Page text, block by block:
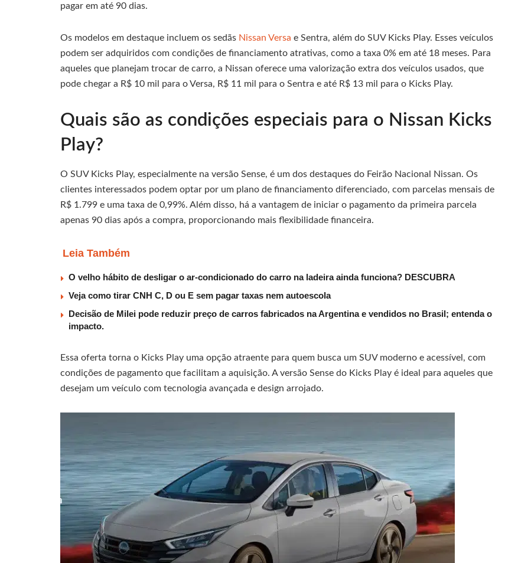
pagar em até 90 dias.
Os modelos em destaque incluem os sedãs Nissan Versa e Sentra, além do SUV Kicks Play. Esses veículos
podem ser adquiridos com condições de financiamento atrativas, como a taxa 0% em até 18 meses. Para
aqueles que planejam trocar de carro, a Nissan oferece uma valorização extra dos veículos usados, que
pode chegar a R$ 10 mil para o Versa, R$ 11 mil para o Sentra e até R$ 13 mil para o Kicks Play.
Quais são as condições especiais para o Nissan Kicks
Play?
O SUV Kicks Play, especialmente na versão Sense, é um dos destaques do Feirão Nacional Nissan. Os
clientes interessados podem optar por um plano de financiamento diferenciado, com parcelas mensais de
R$ 1.799 e uma taxa de 0,99%. Além disso, há a vantagem de iniciar o pagamento da primeira parcela
apenas 90 dias após a compra, proporcionando mais flexibilidade financeira.
Leia Também
O velho hábito de desligar o ar-condicionado do carro na ladeira ainda funciona? DESCUBRA
Veja como tirar CNH C, D ou E sem pagar taxas nem autoescola
Decisão de Milei pode reduzir preço de carros fabricados na Argentina e vendidos no Brasil; entenda o
impacto.
Essa oferta torna o Kicks Play uma opção atraente para quem busca um SUV moderno e acessível, com
condições de pagamento que facilitam a aquisição. A versão Sense do Kicks Play é ideal para aqueles que
desejam um veículo com tecnologia avançada e design arrojado.